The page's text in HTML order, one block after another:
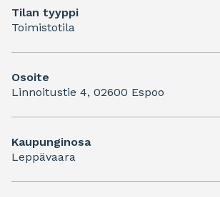
Tilan tyyppi
Toimistotila
Osoite
Linnoitustie 4, 02600 Espoo
Kaupunginosa
Leppävaara